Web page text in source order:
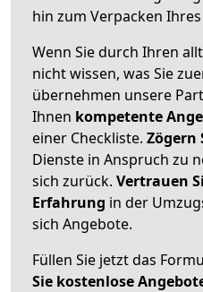
hin zum Verpacken
Wenn Sie durch Ihren
nicht wissen, was Sie
übernehmen unsere
Ihnen kompetente
einer Checkliste. Zögern
Dienste in Anspruch zu
sich zurück. Vertrauen
Erfahrung in der
sich Angebote.
Füllen Sie jetzt das
Sie kostenlose